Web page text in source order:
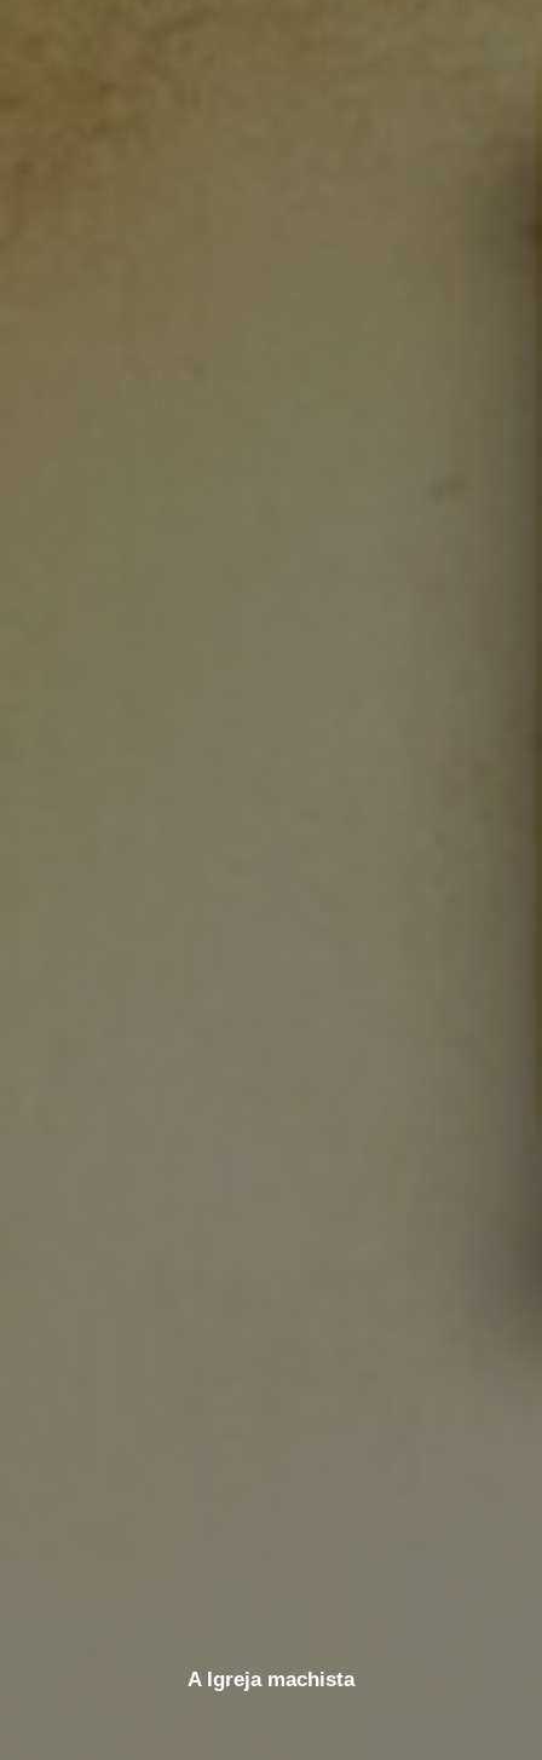
A Igreja machista